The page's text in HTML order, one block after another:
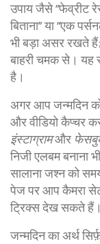
उपाय जैसे “फेव्रीट
बिताना” या “एक
भी बड़ा असर रखते
बाहरी चमक से। यह
है।
अगर आप जन्मदिन
और वीडियो कैप्चर
इंस्टाग्रामऔर
निजी एलबम बनाना
सालाना जश्न को
पेज पर आप कैमरा
ट्रिक्स देख सकते हैं।
जन्मदिन का अर्थ